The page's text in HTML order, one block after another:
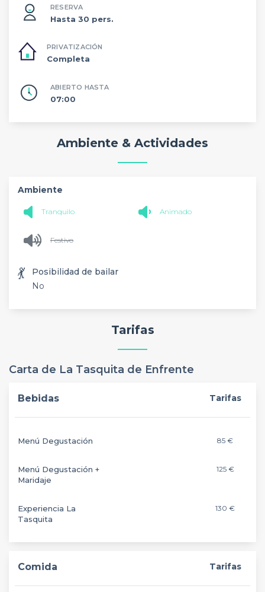
RESERVA
Hasta 30 pers.
PRIVATIZACIÓN
Completa
ABIERTO HASTA
07:00
Ambiente & Actividades
Ambiente
Tranquilo Animado
Festivo
💃
Posibilidad de bailar
No
Tarifas
Carta de La Tasquita de Enfrente
Bebidas Tarifas
Menú Degustación 85 €
Menú Degustación +
Maridaje
125 €
Experiencia La
Tasquita
130 €
Comida Tarifas